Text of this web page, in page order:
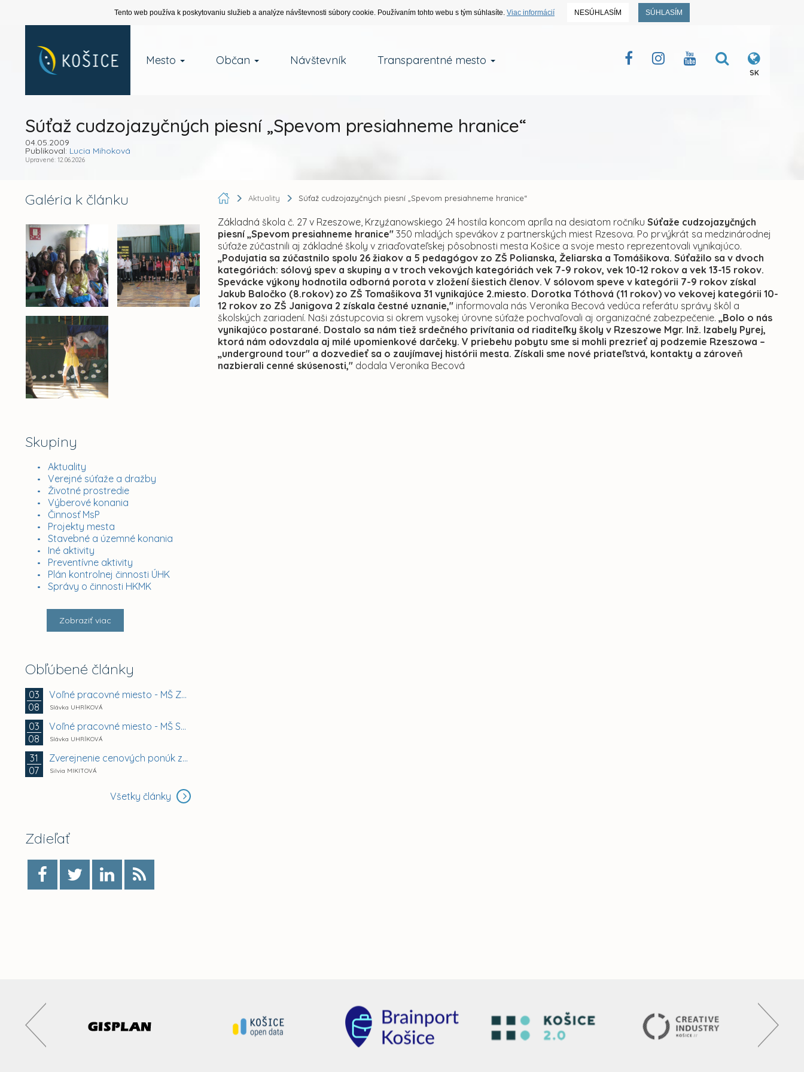
Tento web používa k poskytovaniu služieb a analýze návštevnosti súbory cookie. Používaním tohto webu s tým súhlasíte. Viac informácií NESÚHLASÍM SÚHLASÍM
Mesto Občan Návštevník Transparentné mesto
SK
Súťaž cudzojazyčných piesní „Spevom presiahneme hranice“
04.05.2009
Publikoval: Lucia Mihoková
Upravené: 12.06.2026
Galéria k článku
Skupiny
Aktuality
Verejné súťaže a dražby
Životné prostredie
Výberové konania
Činnosť MsP
Projekty mesta
Stavebné a územné konania
Iné aktivity
Preventívne aktivity
Plán kontrolnej činnosti ÚHK
Správy o činnosti HKMK
Zobraziť viac
Obľúbené články
03
08
Voľné pracovné miesto - MŠ Zuzkin park 2, Košice -...
Slávka UHRÍKOVÁ
03
08
Voľné pracovné miesto - MŠ Smetanova 11, Košice -...
Slávka UHRÍKOVÁ
31
07
Zverejnenie cenových ponúk záujemcov na prenájom...
Silvia MIKITOVÁ
Všetky články
Zdieľať
Aktuality Súťaž cudzojazyčných piesní „Spevom presiahneme hranice“
Základná škola č. 27 v Rzeszowe, Krzyźanowskiego 24 hostila koncom apríla na desiatom ročníkuSúťaže cudzojazyčných
piesní „Spevom presiahneme hranice"350 mladých spevákov z partnerských miest Rzesova. Po prvýkrát sa medzinárodnej
súťaže zúčastnili aj základné školy v zriaďovateľskej pôsobnosti mesta Košice a svoje mesto reprezentovali vynikajúco.
„Podujatia sa zúčastnilo spolu 26 žiakov a 5 pedagógov zo ZŠ Polianska, Želiarska a Tomášikova. Súťažilo sa v dvoch
kategóriách: sólový spev a skupiny a v troch vekových kategóriách vek 7-9 rokov, vek 10-12 rokov a vek 13-15 rokov.
Spevácke výkony hodnotila odborná porota v zložení šiestich členov. V sólovom speve v kategórii 7-9 rokov získal
Jakub Baločko (8.rokov) zo ZŠ Tomašikova 31 vynikajúce 2.miesto. Dorotka Tóthová (11 rokov) vo vekovej kategórii 10-
12 rokov zo ZŠ Janigova 2 získala čestné uznanie," informovala nás Veronika Becová vedúca referátu správy škôl a
školských zariadení. Naši zástupcovia si okrem vysokej úrovne súťaže pochvaľovali aj organizačné zabezpečenie.„Bolo o nás
vynikajúco postarané. Dostalo sa nám tiež srdečného privítania od riaditeľky školy v Rzeszowe Mgr. Inž. Izabely Pyrej,
ktorá nám odovzdala aj milé upomienkové darčeky. V priebehu pobytu sme si mohli prezrieť aj podzemie Rzeszowa –
„underground tour" a dozvedieť sa o zaujímavej histórii mesta. Získali sme nové priateľstvá, kontakty a zároveň
nazbierali cenné skúsenosti," dodala Veronika Becová